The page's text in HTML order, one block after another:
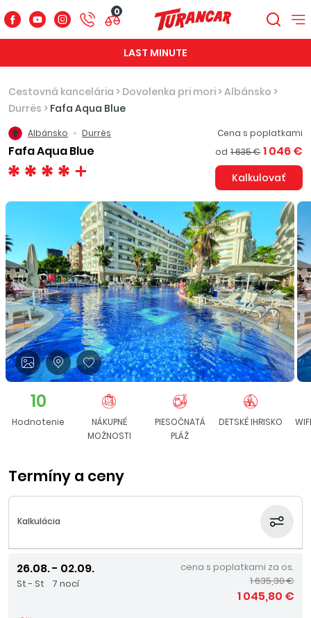
0
LAST MINUTE
Cestovná kancelária > Dovolenka pri mori >Albánsko >
Durrës > Fafa Aqua Blue
Albánsko Durrës
Fafa Aqua Blue
Cena s poplatkami
od 1 635 € 1 046 €
Kalkulovať
10
Hodnotenie
NÁKUPNÉ
MOŽNOSTI
PIESOČNATÁ
PLÁŽ
DETSKÉ IHRISKO
Termíny a ceny
Kalkulácia
26.08. - 02.09.
St - St 7 nocí
cena s poplatkami za os.
1 635,30 €
1 045,80 €